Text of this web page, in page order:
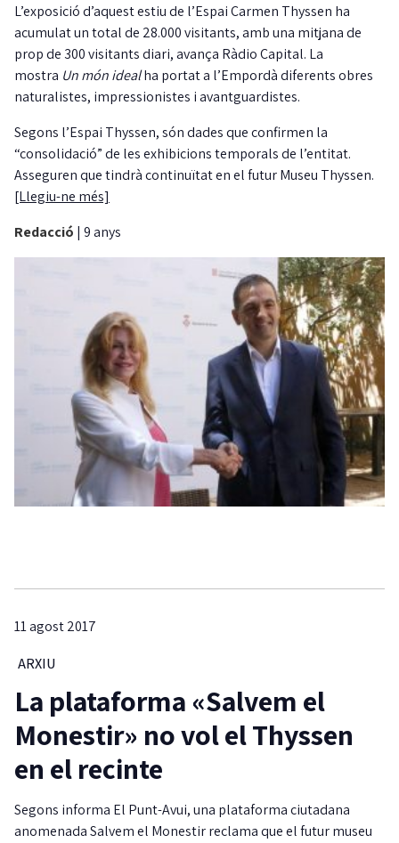
L’exposició d’aquest estiu de l’Espai Carmen Thyssen ha
acumulat un total de 28.000 visitants, amb una mitjana de
prop de 300 visitants diari, avança Ràdio Capital. La
mostra Un món idealha portat a l’Empordà diferents obres
naturalistes, impressionistes i avantguardistes.
Segons l’Espai Thyssen, són dades que confirmen la
“consolidació” de les exhibicions temporals de l’entitat.
Asseguren que tindrà continuïtat en el futur Museu Thyssen.
[Llegiu-ne més]
Redacció | 9 anys
11 agost 2017
ARXIU
La plataforma «Salvem el
Monestir» no vol el Thyssen
en el recinte
Segons informa El Punt-Avui, una plataforma ciutadana
anomenada Salvem el Monestir reclama que el futur museu